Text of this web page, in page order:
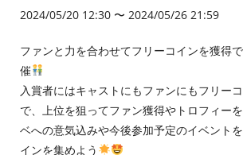
2024/05/20 12:30 〜 2024/05/26 21:59
ファンと力を合わせてフリーコインを獲得
催
入賞者にはキャストにもファンにもフリー
で、上位を狙ってファン獲得やトロフィー
ベへの意気込みや今後参加予定のイベント
インを集めよう